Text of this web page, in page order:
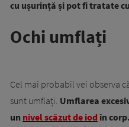
cu ușurință și pot fi tratate
Ochi umflați
Cel mai probabil vei observa
sunt umflați. Umflarea
un nivel scăzut de iod în corp.